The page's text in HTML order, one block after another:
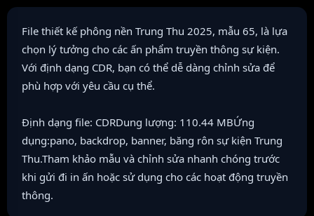
File thiết kế phông nền Trung Thu 2025, mẫu 65, là lựa
chọn lý tưởng cho các ấn phẩm truyền thông sự kiện.
Với định dạng CDR, bạn có thể dễ dàng chỉnh sửa để
phù hợp với yêu cầu cụ thể.
Định dạng file: CDRDung lượng: 110.44 MBỨng
dụng:pano, backdrop, banner, băng rôn sự kiện Trung
Thu.Tham khảo mẫu và chỉnh sửa nhanh chóng trước
khi gửi đi in ấn hoặc sử dụng cho các hoạt động truyền
thông.